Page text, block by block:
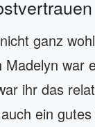
ganz
Madelyn war
ihr das
ein